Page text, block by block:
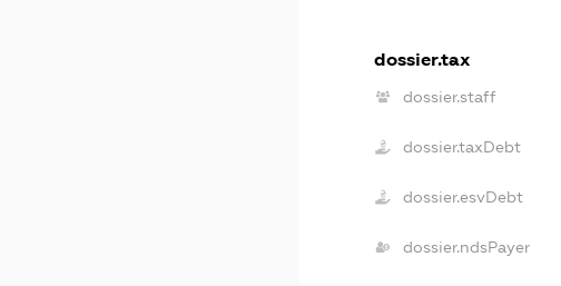
dossier.tax
dossier.staff
dossier.taxDebt
dossier.esvDebt
dossier.ndsPayer